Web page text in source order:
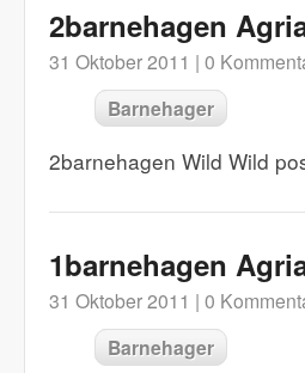
2barnehagen
31 Oktober 2011 | 0
Barnehager
2barnehagen Wild Wild
1barnehagen
31 Oktober 2011 | 0
Barnehager